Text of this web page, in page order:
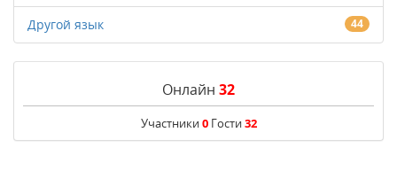
Другой язык 44
Онлайн 32
Участники0Гости32